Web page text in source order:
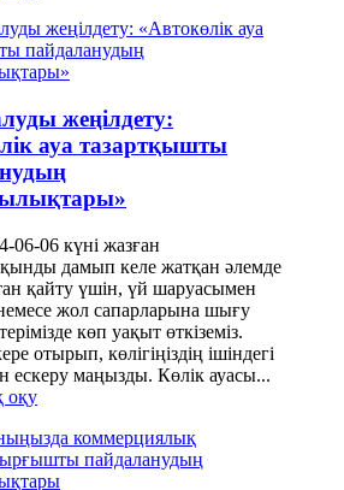
жеңілдету:
ауа тазартқышты
06-06 күні жазған
дамып келе жатқан әлемде
қайту үшін, үй шаруасымен
жол сапарларына шығу
көп уақыт өткіземіз.
отырып, көлігіңіздің ішіндегі
ескеру маңызды. Көлік ауасы...
оқу